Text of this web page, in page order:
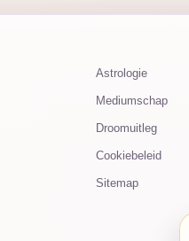
Astrologie
Mediumschap
Droomuitleg
Cookiebeleid
Sitemap